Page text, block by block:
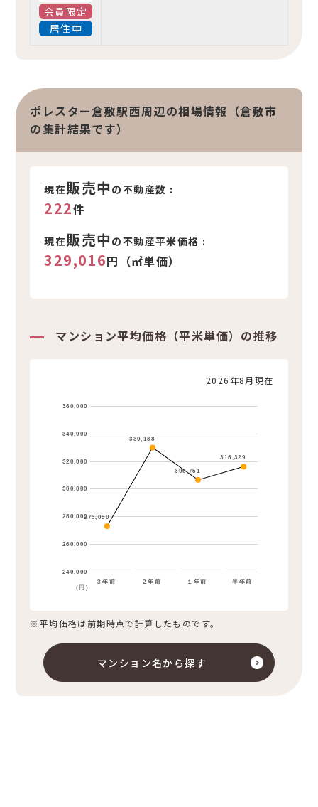
会員限定
居住中
ポレスター倉敷駅西周辺の相場情報（倉敷市
の集計結果です）
現在販売中 の不動産数 :
222件
現在販売中 の不動産平米価格 :
329,016円（㎡単価）
マンション平均価格（平米単価）の推移
2026年8月現在
３年前 ２年前 １年前 半年前
240,000
260,000
280,000
300,000
320,000
340,000
360,000
273,050
330,188
306,751
316,329
(円)
※平均価格は前期時点で計算したものです。
マンション名から探す